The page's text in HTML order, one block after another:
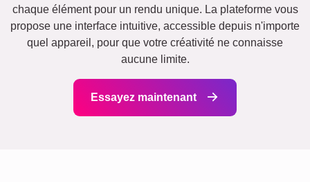
chaque élément pour un rendu unique. La plateforme vous
propose une interface intuitive, accessible depuis n'importe
quel appareil, pour que votre créativité ne connaisse
aucune limite.
Essayez maintenant